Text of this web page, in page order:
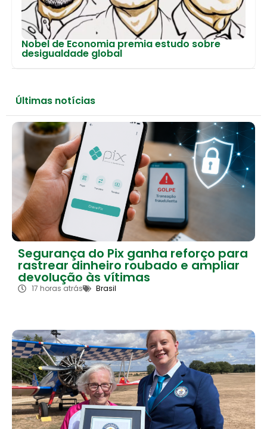
Nobel de Economia premia estudo sobre
desigualdade global
Últimas notícias
Segurança do Pix ganha reforço para
rastrear dinheiro roubado e ampliar
devolução às vítimas
17 horas atrás Brasil